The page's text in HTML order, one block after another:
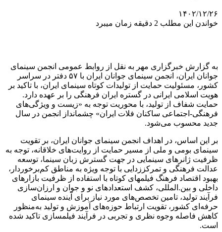
۱۴۰۲/۱۲/۲۶
خواندن این مطلب 2 دقیقه زمان میبرد
به گزارش خبرگزاری مهر به نقل از روابط عمومی انجمن سینمای
جوانان ایران، انجمن سینمای جوانان ایران با ۵۷ دفتر در سراسر
کشور، مسئولیت حمایت از تولیدات کوتاه سینمای ایران، با تاکید بر
هویت اسلامی ایرانی در گستره ایران فرهنگی را بر عهده دارد.
حمایت شفاف از تولید، با محوریت توجه به «زیست و ویژگی‌های
فرهنگی-اجتماعی ساکنان فلات ایران» چشم‏انداز انجمن در سال
جدید محسوب می‏‌شود.
بر این اساس، در اهداف انجمن سینمای جوانان ایران، بر تقویت
سینمای بومی و ملی از مسیر حمایت از روایت‌های خلاقانه، توجه به
ظرفیت ژانرهای سینمایی در جهت گسترش زبان سینما، توسعه
عدالت فرهنگی و تمرکززدایی با توجه ویژه به مناطق کم‌برخوردار،
بهبود اقتصاد فرهنگ فیلم‏های کوتاه با استفاده از ظرفیت بازارهای
داخلی و بین.المللی، کشف استعدادهای نو و جوان و ارزان‌سازی
فرآیند تولید، تامین تخصص‌های مورد نیاز برای آینده‌ سینمای
حرفه‌ای کشور، تقویت ارتباط حوزه‌های آموزش و تولید به‏‌منظور
کاهش فاصله وجوه نظری و تجربی در فرآیند فیلمسازی تاکید شده
است.